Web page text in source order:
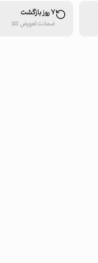
۷ روز بازگشت
ضمانت تعویض کالا